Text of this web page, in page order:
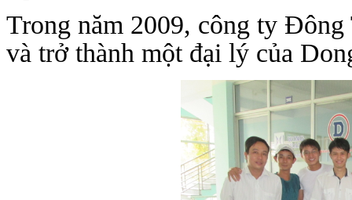
Trong năm 2009, công ty
và trở thành một đại lý của